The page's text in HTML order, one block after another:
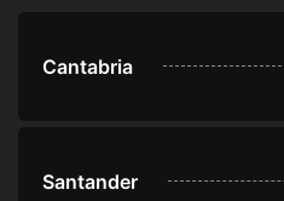
Cantabria
Santander